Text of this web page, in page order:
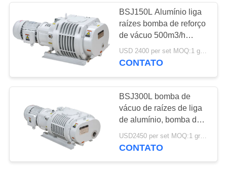
BSJ150L Alumínio liga
raízes bomba de reforço
de vácuo 500m3/h
2.2kW
USD 2400 per set MOQ:1 grupo
CONTATO
BSJ300L bomba de
vácuo de raízes de liga
de alumínio, bomba de
reforço 1000m3/h 3.7kW
CONTATO